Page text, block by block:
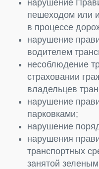
нарушение
пешеходом или
в процессе
нарушение
водителем
несоблюдение
страховании
владельцев
нарушение
парковками;
нарушение
нарушения
транспортных
занятой